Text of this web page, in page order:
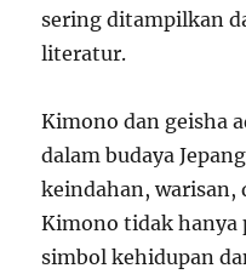
sering ditampilkan
literatur.
Kimono dan geisha
dalam budaya
keindahan, warisan,
Kimono tidak hanya
simbol kehidupan